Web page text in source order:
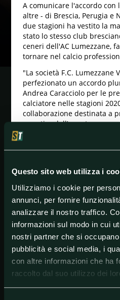
Questo sito web utilizza i
Utilizziamo i cookie per
annunci, per fornire
analizzare il nostro traffico.
informazioni sul modo in cui
nostri partner che si
pubblicità e social media, i
con altre informazioni che ha
raccolto dal suo utilizzo dei
A comunicare l'accordo
altre - di Brescia, Perugia e
due stagioni ha vestito la
stato lo stesso club
ceneri dell'AC Lumezzane,
tornare nel calcio
"La società F.C. Lumezzane
perfezionato un accordo
Andrea Caracciolo per le
calciatore nelle stagioni
collaborazione destinata a
a partire dall’annata
In sostanza, la carriera di
dovrebbe concludersi tra
è già pronto un ruolo
Nel suo nuovo club,
conoscenza sua e
Marius Stankevicius che ha
e che, da qualche
Lumezzane.
#Calciomercato #Lumezzane